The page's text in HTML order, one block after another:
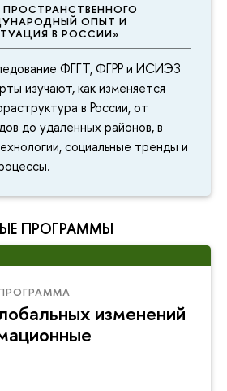
ОПЫТ И
В РОССИИ»
ФГГТ, ФГРР и ИСИЭЗ
изучают, как изменяется
в России, от
до удаленных районов, в
социальные тренды и
ПРОГРАММЫ
изменений